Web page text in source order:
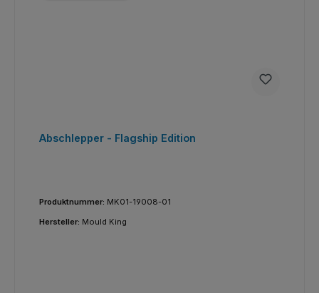
Abschlepper - Flagship Edition
Produktnummer: MK01-19008-01
Hersteller: Mould King